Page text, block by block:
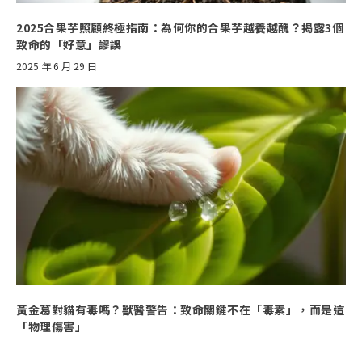
2025合果芋照顧終極指南：為何你的合果芋越養越醜？揭露3個
致命的「好意」謬誤
2025 年 6 月 29 日
黃金葛對貓有毒嗎？獸醫警告：致命關鍵不在「毒素」，而是這
「物理傷害」